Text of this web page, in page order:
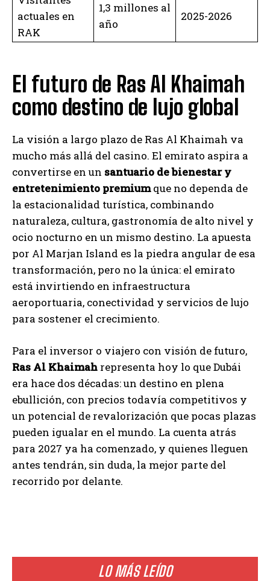
LO MÁS LEÍDO
actuales en
RAK
1,3 millones al
año
2025-2026
El futuro de Ras Al Khaimah
como destino de lujo global
La visión a largo plazo de Ras Al Khaimah va
mucho más allá del casino. El emirato aspira a
convertirse en un santuario de bienestar y
entretenimiento premiumque no dependa de
la estacionalidad turística, combinando
naturaleza, cultura, gastronomía de alto nivel y
ocio nocturno en un mismo destino. La apuesta
por Al Marjan Island es la piedra angular de esa
transformación, pero no la única: el emirato
está invirtiendo en infraestructura
aeroportuaria, conectividad y servicios de lujo
para sostener el crecimiento.
Para el inversor o viajero con visión de futuro,
Ras Al Khaimah representa hoy lo que Dubái
era hace dos décadas: un destino en plena
ebullición, con precios todavía competitivos y
un potencial de revalorización que pocas plazas
pueden igualar en el mundo. La cuenta atrás
para 2027 ya ha comenzado, y quienes lleguen
antes tendrán, sin duda, la mejor parte del
recorrido por delante.